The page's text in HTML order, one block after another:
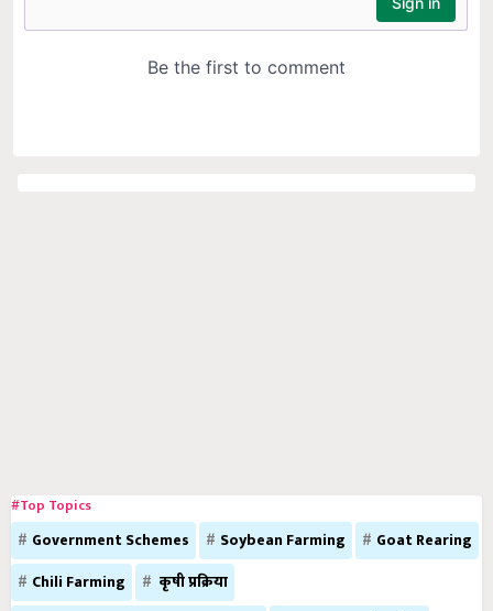
#Top Topics
Government Schemes Soybean Farming
Goat Rearing
Chili Farming
कृषी प्रक्रिया